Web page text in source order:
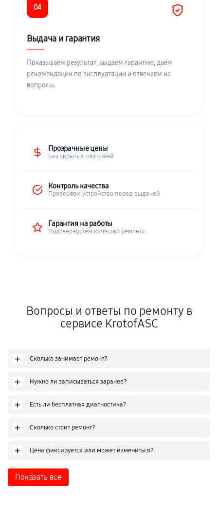
04
Выдача и гарантия
Показываем результат, выдаём гарантию, даём
рекомендации по эксплуатации и отвечаем на
вопросы.
Прозрачные цены
Без скрытых платежей
Контроль качества
Проверяем устройство перед выдачей
Гарантия на работы
Подтверждаем качество ремонта
Вопросы и ответы по ремонту в
сервисе KrotofASC
+ Сколько занимает ремонт?
+ Нужно ли записываться заранее?
+ Есть ли бесплатная диагностика?
+ Сколько стоит ремонт?
+ Цена фиксируется или может измениться?
Показать все